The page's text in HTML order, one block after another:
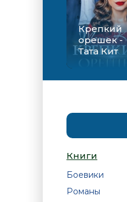
Крепкий
орешек -
Тата Кит
Книги
Боевики
Романы